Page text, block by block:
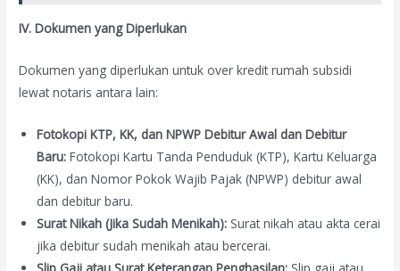
IV. Dokumen yang Diperlukan
Dokumen yang diperlukan untuk over kredit rumah subsidi
lewat notaris antara lain:
Fotokopi KTP, KK, dan NPWP Debitur Awal dan Debitur
Baru: Fotokopi Kartu Tanda Penduduk (KTP), Kartu Keluarga
(KK), dan Nomor Pokok Wajib Pajak (NPWP) debitur awal
dan debitur baru.
Surat Nikah (Jika Sudah Menikah): Surat nikah atau akta cerai
jika debitur sudah menikah atau bercerai.